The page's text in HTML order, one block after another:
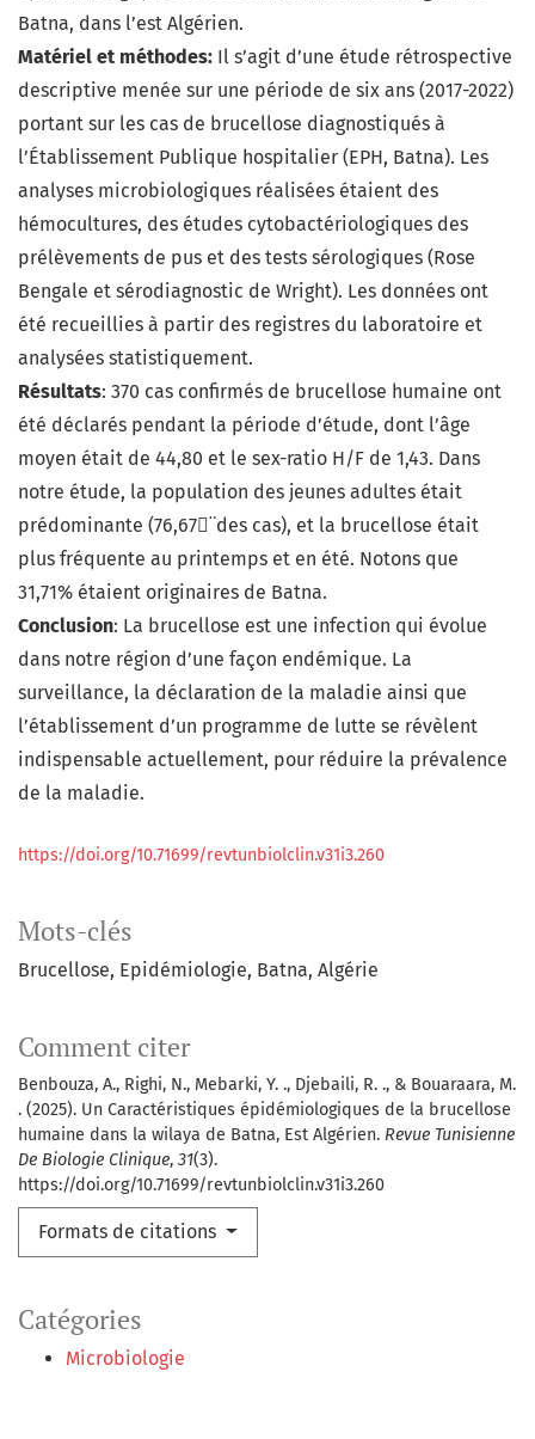
Mots-clés
Brucellose Epidémiologie Batna Algérie
Catégories
Microbiologie
Comment citer
Benbouza, A., Righi, N., Mebarki, Y. ., Djebaili, R. ., & Bouaraara, M.
. (2025). Un Caractéristiques épidémiologiques de la brucellose
humaine dans la wilaya de Batna, Est Algérien. Revue Tunisienne
De Biologie Clinique, 31(3).
https://doi.org/10.71699/revtunbiolclin.v31i3.260
Formats de citations
Batna, dans l’est Algérien.
Matériel et méthodes: Il s’agit d’une étude rétrospective
descriptive menée sur une période de six ans (2017-2022)
portant sur les cas de brucellose diagnostiqués à
l’Établissement Publique hospitalier (EPH, Batna). Les
analyses microbiologiques réalisées étaient des
hémocultures, des études cytobactériologiques des
prélèvements de pus et des tests sérologiques (Rose
Bengale et sérodiagnostic de Wright). Les données ont
été recueillies à partir des registres du laboratoire et
analysées statistiquement.
Résultats: 370 cas confirmés de brucellose humaine ont
été déclarés pendant la période d’étude, dont l’âge
moyen était de 44,80 et le sex-ratio H/F de 1,43. Dans
notre étude, la population des jeunes adultes était
prédominante (76,67¨des cas), et la brucellose était
plus fréquente au printemps et en été. Notons que
31,71% étaient originaires de Batna.
Conclusion: La brucellose est une infection qui évolue
dans notre région d’une façon endémique. La
surveillance, la déclaration de la maladie ainsi que
l’établissement d’un programme de lutte se révèlent
indispensable actuellement, pour réduire la prévalence
de la maladie.
https://doi.org/10.71699/revtunbiolclin.v31i3.260